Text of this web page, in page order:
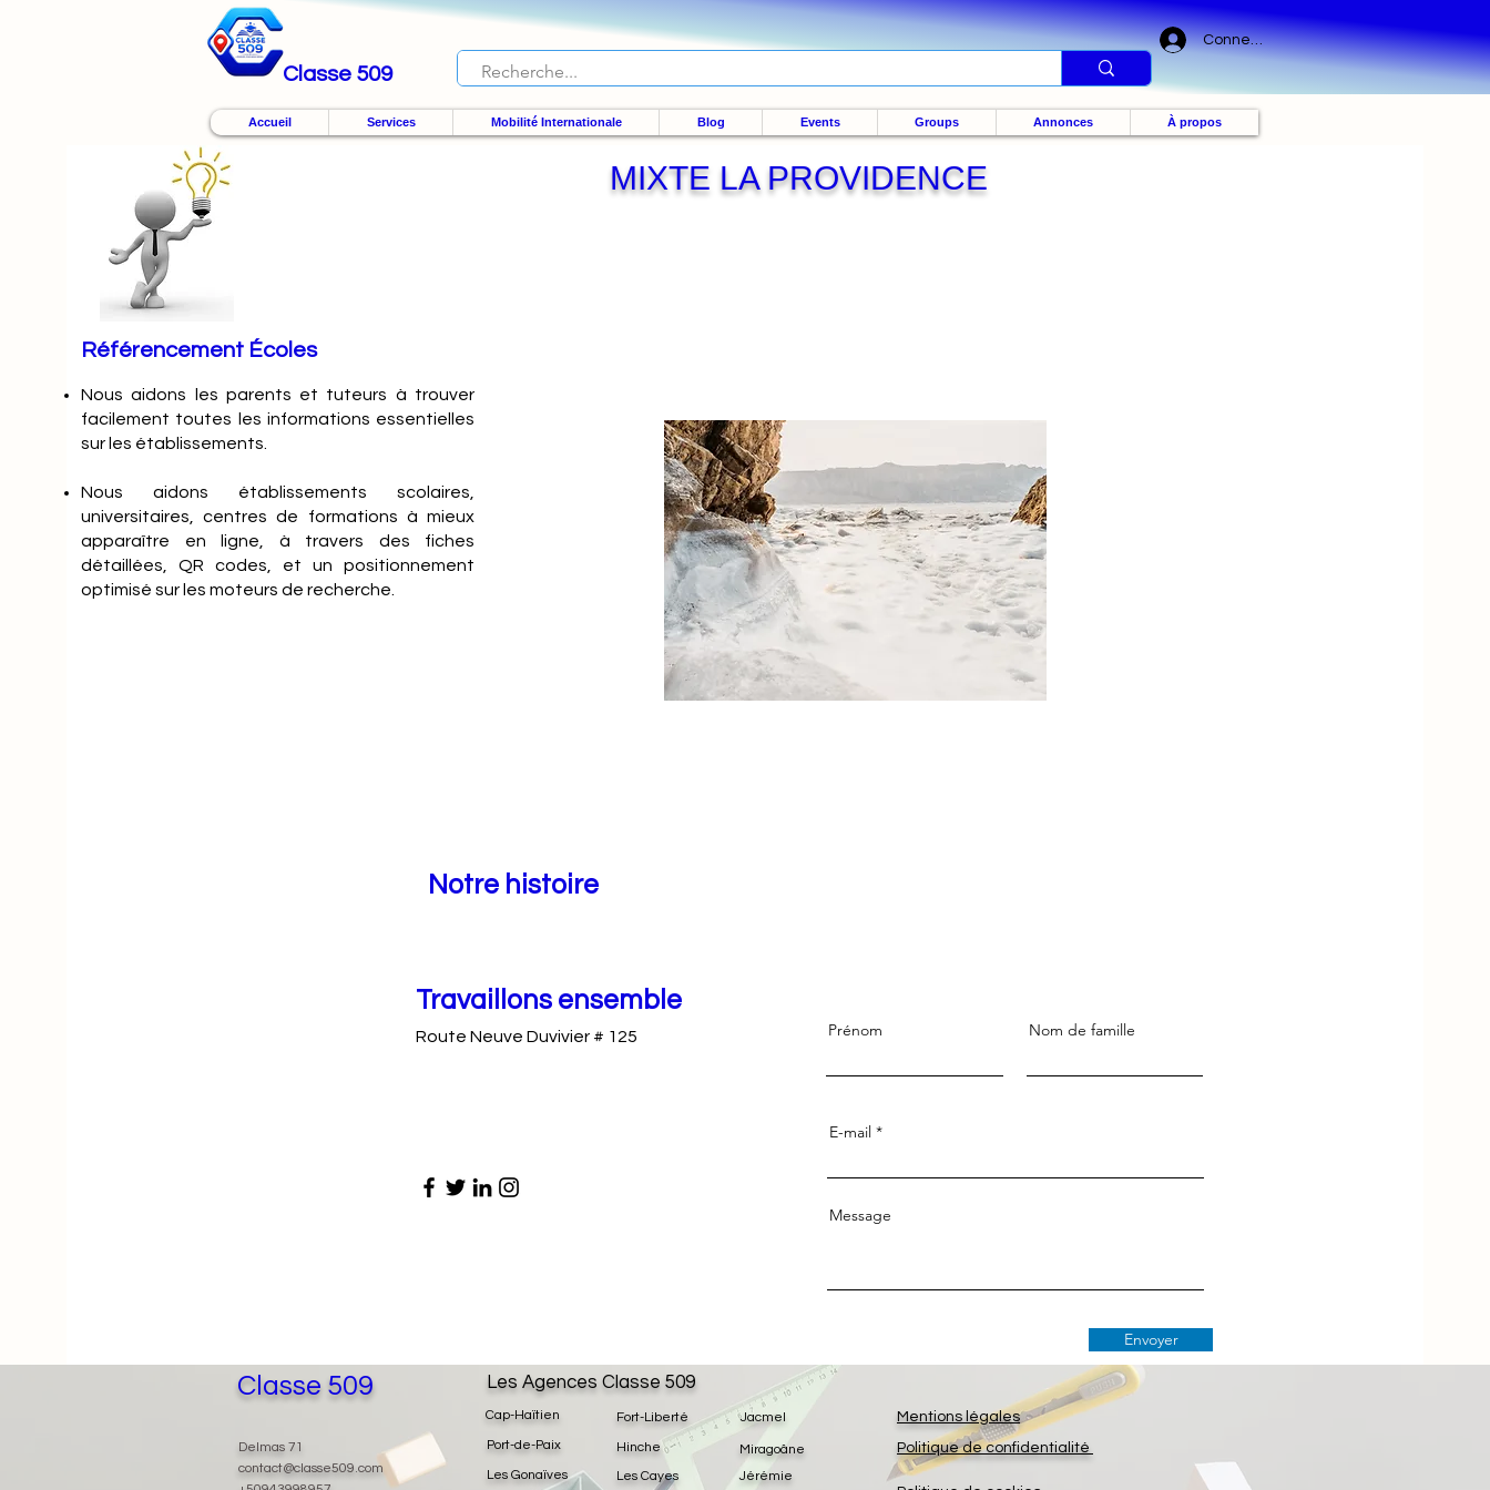
Classe 509
Connexion
Accueil Services Mobilité Internationale Blog Events Groups Annonces À propos
Référencement Écoles
Nousaidons les parents et tuteurs à trouver
facilement toutes les informations essentielles
sur les établissements.
Nous aidons établissements scolaires,
universitaires, centres de formations à mieux
apparaître en ligne, à travers des fiches
détaillées, QR codes, et un positionnement
optimisé sur les moteurs de recherche.
MIXTE LA PROVIDENCE
Notre histoire
Travaillons ensemble
Route Neuve Duvivier # 125 Prénom Nom de famille
E-mail
Message
Envoyer
Classe 509
Delmas 71
contact@classe509.com
Fort-Liberté
Hinche
Les Cayes
Jacmel
Jérémie
Miragoâne
Les Agences Classe 509
Cap-Haïtien
Port-de-Paix
Les Gonaïves
Mentions légales
Politique de confidentialité